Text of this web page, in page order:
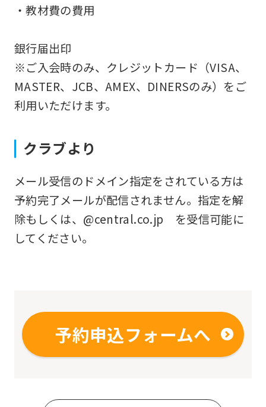
・教材費の費用
銀行届出印
※ご入会時のみ、クレジットカード（VISA、
MASTER、JCB、AMEX、DINERSのみ）をご
利用いただけます。
クラブより
メール受信のドメイン指定をされている方は
予約完了メールが配信されません。指定を解
除もしくは、@central.co.jp を受信可能に
してください。
予約申込フォームへ
that
you
using
the
service.